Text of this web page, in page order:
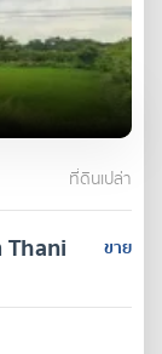
ที่ดินเปล่า
ขาย